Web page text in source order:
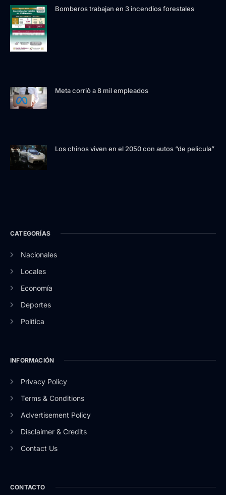
Bomberos trabajan en 3 incendios forestales
Meta corriò a 8 mil empleados
Los chinos viven en el 2050 con autos “de pelìcula”
CATEGORÍAS
Nacionales
Locales
Economía
Deportes
Política
INFORMACIÓN
Privacy Policy
Terms & Conditions
Advertisement Policy
Disclaimer & Credits
Contact Us
CONTACTO